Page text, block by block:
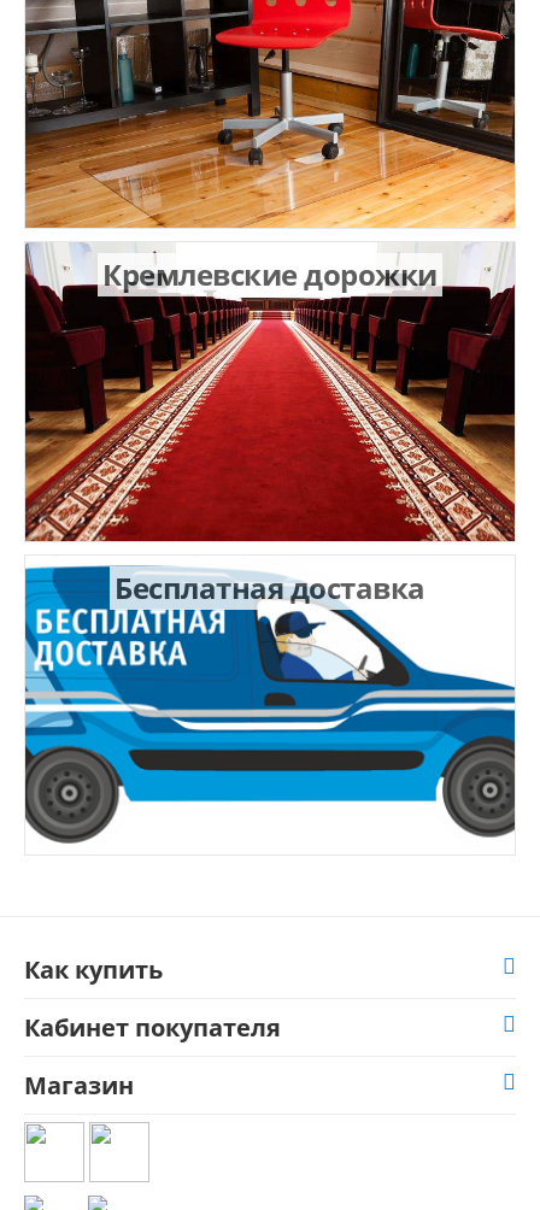
Кремлевские дорожки
Бесплатная доставка
Как купить
Кабинет покупателя
Магазин